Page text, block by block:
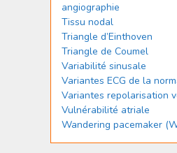
angiographie
Tissu nodal
Triangle d’Einthoven
Triangle de Coumel
Variabilité sinusale
Variantes ECG de la
Variantes repolarisation
Vulnérabilité atriale
Wandering pacemaker